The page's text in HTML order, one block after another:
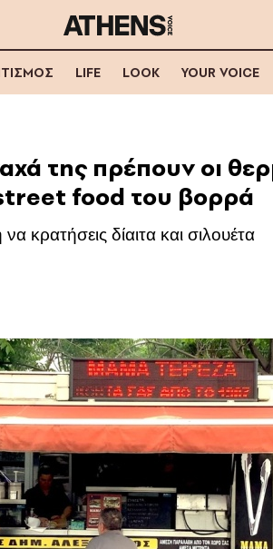
LIFE LOOK YOUR VOICE
της πρέπουν οι
food του βορρά
κρατήσεις δίαιτα και σιλουέτα